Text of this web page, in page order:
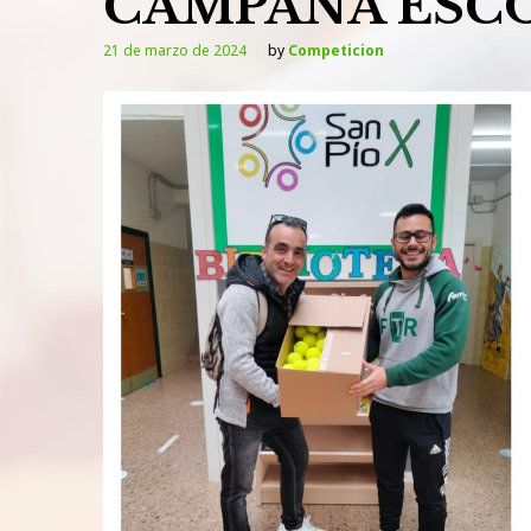
21 de marzo de 2024 by Competicion